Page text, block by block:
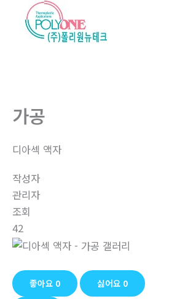
가공
디아섹 액자
작성자
관리자
조회
42
좋아요 0 싫어요 0